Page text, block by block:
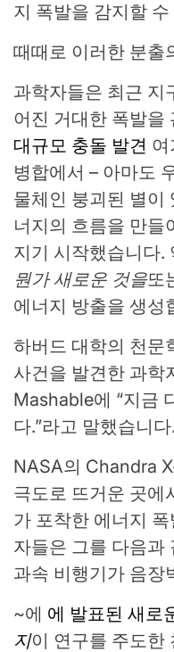
지 폭발을 감지할
때때로 이러한 분출
과학자들은 최근 지
어진 거대한 폭발을
대규모 충돌 발견 여
병합에서 – 아마도
물체인 붕괴된 별이
너지의 흐름을 만들
지기 시작했습니다.
뭔가 새로운 것을또
에너지 방출을 생성
하버드 대학의 천문
사건을 발견한 과학
Mashable에 “지금
다.”라고 말했습니다.
NASA의 Chandra
극도로 뜨거운 곳에
가 포착한 에너지
자들은 그를 다음과
과속 비행기가 음장
~에 에 발표된 새로
지이 연구를 주도한